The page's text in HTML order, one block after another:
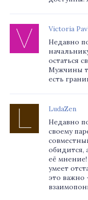
Victoria
Недавно
остаться
Мужчины
есть
LudaZen
Недавно
своему
обидится,
её
умеет
это важно